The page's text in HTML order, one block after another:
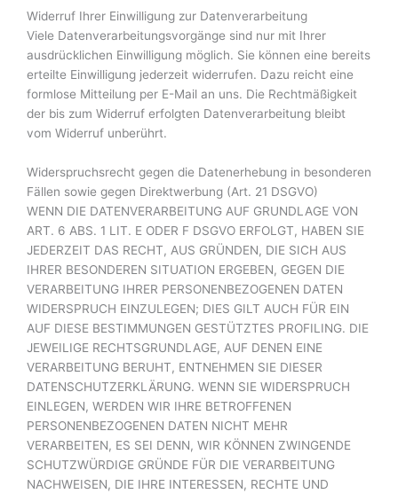
Widerruf Ihrer Einwilligung zur Datenverarbeitung
Viele Datenverarbeitungsvorgänge sind nur mit Ihrer
ausdrücklichen Einwilligung möglich. Sie können eine bereits
erteilte Einwilligung jederzeit widerrufen. Dazu reicht eine
formlose Mitteilung per E-Mail an uns. Die Rechtmäßigkeit
der bis zum Widerruf erfolgten Datenverarbeitung bleibt
vom Widerruf unberührt.
Widerspruchsrecht gegen die Datenerhebung in besonderen
Fällen sowie gegen Direktwerbung (Art. 21 DSGVO)
WENN DIE DATENVERARBEITUNG AUF GRUNDLAGE VON
ART. 6 ABS. 1 LIT. E ODER F DSGVO ERFOLGT, HABEN SIE
JEDERZEIT DAS RECHT, AUS GRÜNDEN, DIE SICH AUS
IHRER BESONDEREN SITUATION ERGEBEN, GEGEN DIE
VERARBEITUNG IHRER PERSONENBEZOGENEN DATEN
WIDERSPRUCH EINZULEGEN; DIES GILT AUCH FÜR EIN
AUF DIESE BESTIMMUNGEN GESTÜTZTES PROFILING. DIE
JEWEILIGE RECHTSGRUNDLAGE, AUF DENEN EINE
VERARBEITUNG BERUHT, ENTNEHMEN SIE DIESER
DATENSCHUTZERKLÄRUNG. WENN SIE WIDERSPRUCH
EINLEGEN, WERDEN WIR IHRE BETROFFENEN
PERSONENBEZOGENEN DATEN NICHT MEHR
VERARBEITEN, ES SEI DENN, WIR KÖNNEN ZWINGENDE
SCHUTZWÜRDIGE GRÜNDE FÜR DIE VERARBEITUNG
NACHWEISEN, DIE IHRE INTERESSEN, RECHTE UND